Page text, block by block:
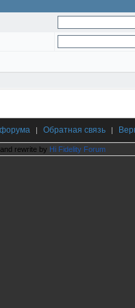
| Обратная связь |
and rewrite by Hi Fidelity Forum